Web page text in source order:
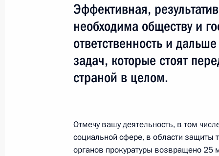
16 марта 2016 года, среда
Совещание с членами
16 марта 2016 года, 16:10 Москва, Кремль
15 марта 2016 года, 14:15 Москва
Эффективная,
необходима обществу и
ответственность и
задач, которые стоят
страной в целом.
Отмечу вашу деятельность, в том
социальной сфере, в области
органов прокуратуры возвращено 25